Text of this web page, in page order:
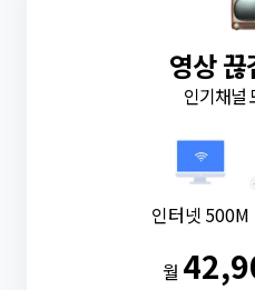
영상
인기채널
인터넷 500M
월